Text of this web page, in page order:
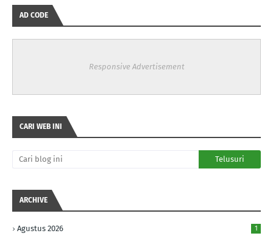
AD CODE
Responsive Advertisement
CARI WEB INI
ARCHIVE
Agustus 2026 1